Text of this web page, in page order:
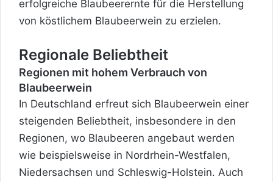
erfolgreiche Blaubeerernte für die Herstellung
von köstlichem Blaubeerwein zu erzielen.
Regionale Beliebtheit
Regionen mit hohem Verbrauch von
Blaubeerwein
In Deutschland erfreut sich Blaubeerwein einer
steigenden Beliebtheit, insbesondere in den
Regionen, wo Blaubeeren angebaut werden
wie beispielsweise in Nordrhein-Westfalen,
Niedersachsen und Schleswig-Holstein. Auch